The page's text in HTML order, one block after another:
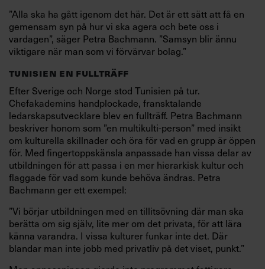
”Alla ska ha gått igenom det här. Det är ett sätt att få en
gemensam syn på hur vi ska agera och bete oss i
vardagen”, säger Petra Bachmann. ”Samsyn blir ännu
viktigare när man som vi förvärvar bolag.”
TUNISIEN EN FULLTRÄFF
Efter Sverige och Norge stod Tunisien på tur.
Chefakademins handplockade, fransktalande
ledarskapsutvecklare blev en fullträff. Petra Bachmann
beskriver honom som ”en multikulti-person” med insikt
om kulturella skillnader och öra för vad en grupp är öppen
för. Med fingertoppskänsla anpassade han vissa delar av
utbildningen för att passa i en mer hierarkisk kultur och
flaggade för vad som kunde behöva ändras. Petra
Bachmann ger ett exempel:
”Vi börjar utbildningen med en tillitsövning där man ska
berätta om sig själv, lite mer om det privata, för att lära
känna varandra. I vissa kulturer funkar inte det. Där
blandar man inte jobb med privatliv på det viset, punkt.”